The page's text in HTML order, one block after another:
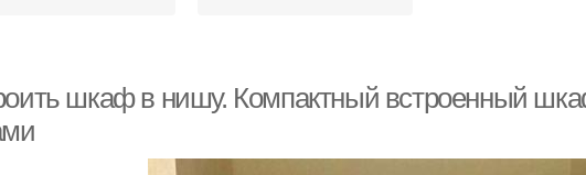
шкаф в нишу. Компактный встроенный